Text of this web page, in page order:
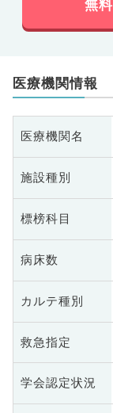
無
医療機関情報
医療機関名
施設種別
標榜科目
病床数
カルテ種別
救急指定
学会認定状況